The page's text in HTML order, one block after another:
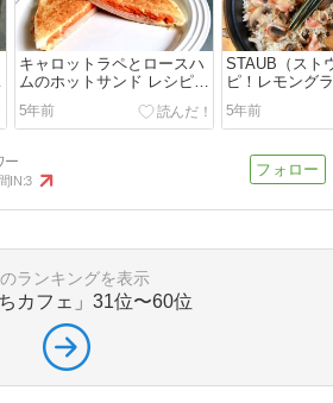
キャロットラペとロースハ
ムのホットサンド レシピ！
【レモングラスオイル活
用】
5年前
STAUB（スト
ピ！レモング
炊き込みご飯
5年前
IN:3
ランキングを表示
カフェ」 31位〜60位